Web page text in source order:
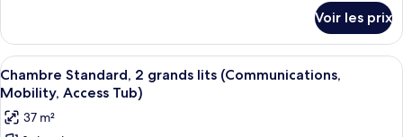
1
très
grand
lit
(Comm,
le
type
de
chambre
Chambre
Standard,
Voir les prix
Afficher
toutes
les
photos
Une chambre d’hôtel avec deux lits,
8
Chambre Standard, 2 grands lits (Communications,
Mobility, Access Tub)
37 m²